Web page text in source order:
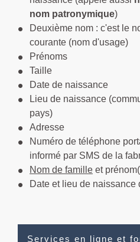
nom patronymique)
Deuxième nom : c'est le
courante (nom d'usage)
Prénoms
Taille
Date de naissance
Lieu de naissance
pays)
Adresse
Numéro de téléphone
informé par SMS de la
Nom de famille et
Date et lieu de naissance
Services en ligne et